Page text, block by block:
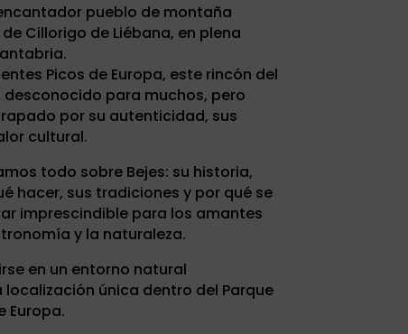
pueblo de montaña
Cillorigo de Liébana, en plena
Picos de Europa, este rincón del
desconocido para muchos, pero
por su autenticidad, sus
cultural.
todo sobre Bejes: su historia,
hacer, sus tradiciones y por qué se
imprescindible para los amantes
y la naturaleza.
en un entorno natural
única dentro del Parque
Europa.